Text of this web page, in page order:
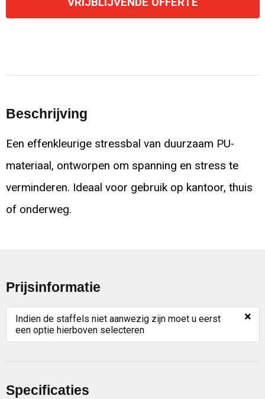
VRIJBLIJVENDE OFFERTE
Beschrijving
Een effenkleurige stressbal van duurzaam PU-
materiaal, ontworpen om spanning en stress te
verminderen. Ideaal voor gebruik op kantoor, thuis
of onderweg.
Prijsinformatie
Indien de staffels niet aanwezig zijn moet u eerst
een optie hierboven selecteren
×
Specificaties